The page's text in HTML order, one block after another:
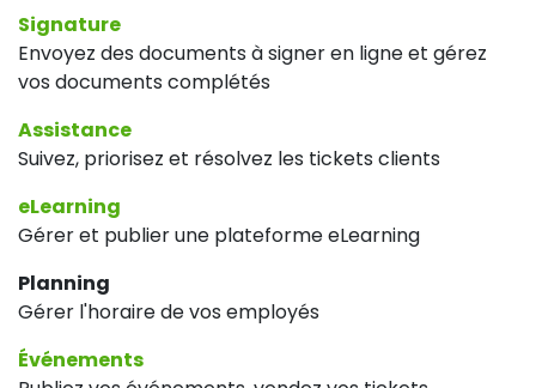
Signature
Envoyez des documents à signer en ligne et gérez
vos documents complétés
Assistance
Suivez, priorisez et résolvez les tickets clients
eLearning
Gérer et publier une plateforme eLearning
Planning
Gérer l'horaire de vos employés
Événements